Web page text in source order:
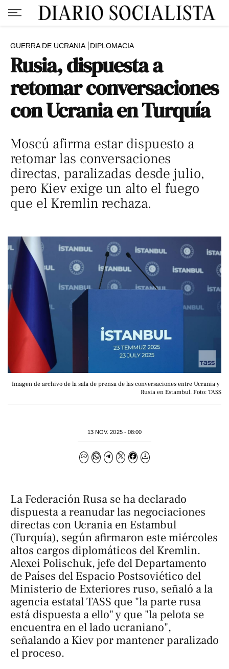
GUERRA DE UCRANIA DIPLOMACIA
Rusia, dispuesta a
retomar conversaciones
con Ucrania en Turquía
Moscú afirma estar dispuesto a
retomar las conversaciones
directas, paralizadas desde julio,
pero Kiev exige un alto el fuego
que el Kremlin rechaza.
Imagen de archivo de la sala de prensa de las conversaciones entre Ucrania y
Rusia en Estambul. Foto: TASS
13 NOV. 2025 - 08:00
La Federación Rusa se ha declarado
dispuesta a reanudar las negociaciones
directas con Ucrania en Estambul
(Turquía), según afirmaron este miércoles
altos cargos diplomáticos del Kremlin.
Alexei Polischuk, jefe del Departamento
de Países del Espacio Postsoviético del
Ministerio de Exteriores ruso, señaló a la
agencia estatal TASS que "la parte rusa
está dispuesta a ello" y que "la pelota se
encuentra en el lado ucraniano",
señalando a Kiev por mantener paralizado
el proceso.